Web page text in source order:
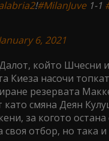
!#MilanJuve1-1
6, 2021
който
Киеза насочи
резервата
смяна Деян
за когото
отбор, но така